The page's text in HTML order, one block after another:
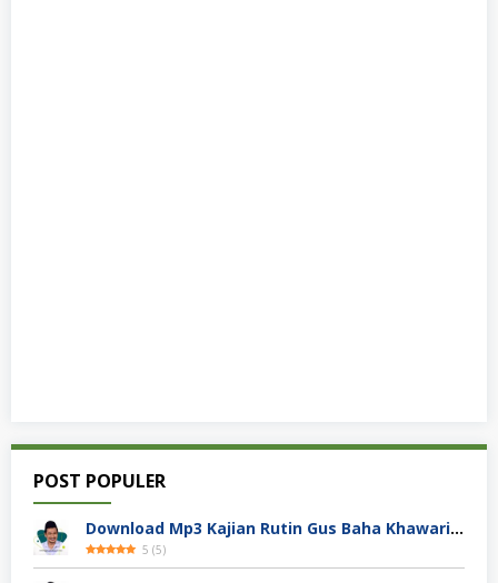
POST POPULER
Download Mp3 Kajian Rutin Gus Baha Khawarij Hobi Mencela
5 (5)